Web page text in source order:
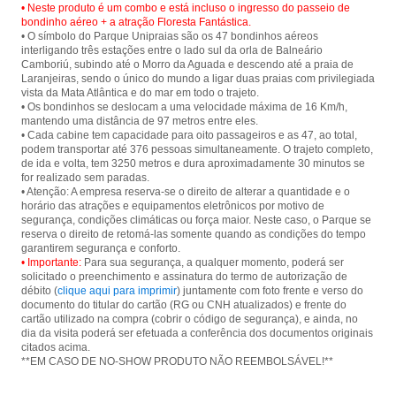
• Neste produto é um combo e está incluso o ingresso do passeio de
bondinho aéreo + a atração Floresta Fantástica.
• O símbolo do Parque Unipraias são os 47 bondinhos aéreos
interligando três estações entre o lado sul da orla de Balneário
Camboriú, subindo até o Morro da Aguada e descendo até a praia de
Laranjeiras, sendo o único do mundo a ligar duas praias com privilegiada
vista da Mata Atlântica e do mar em todo o trajeto.
• Os bondinhos se deslocam a uma velocidade máxima de 16 Km/h,
mantendo uma distância de 97 metros entre eles.
• Cada cabine tem capacidade para oito passageiros e as 47, ao total,
podem transportar até 376 pessoas simultaneamente. O trajeto completo,
de ida e volta, tem 3250 metros e dura aproximadamente 30 minutos se
for realizado sem paradas.
• Atenção: A empresa reserva-se o direito de alterar a quantidade e o
horário das atrações e equipamentos eletrônicos por motivo de
segurança, condições climáticas ou força maior. Neste caso, o Parque se
reserva o direito de retomá-las somente quando as condições do tempo
• Importante: Para sua segurança, a qualquer momento, poderá ser
solicitado o preenchimento e assinatura do termo de autorização de
débito (clique aqui para imprimir) juntamente com foto frente e verso do
documento do titular do cartão (RG ou CNH atualizados) e frente do
cartão utilizado na compra (cobrir o código de segurança), e ainda, no
dia da visita poderá ser efetuada a conferência dos documentos originais
citados acima.
**EM CASO DE NO-SHOW PRODUTO NÃO REEMBOLSÁVEL!**